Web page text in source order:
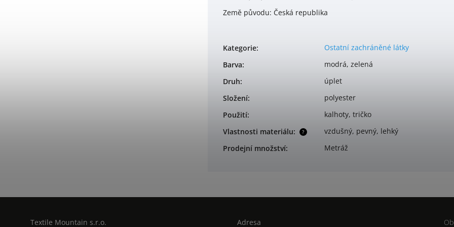
Země původu: Česká republika
Kategorie:
Ostatní zachráněné látky
Barva:
modrá, zelená
Druh:
úplet
Složení:
polyester
Použití: kalhoty, tričko
?
Vlastnosti materiálu:
vzdušný, pevný, lehký
Prodejní množství: Metráž
Textile Mountain s.r.o.
Adresa